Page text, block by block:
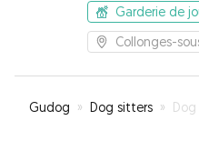
Garderie de
Collonges-
Gudog » Dog sitters »